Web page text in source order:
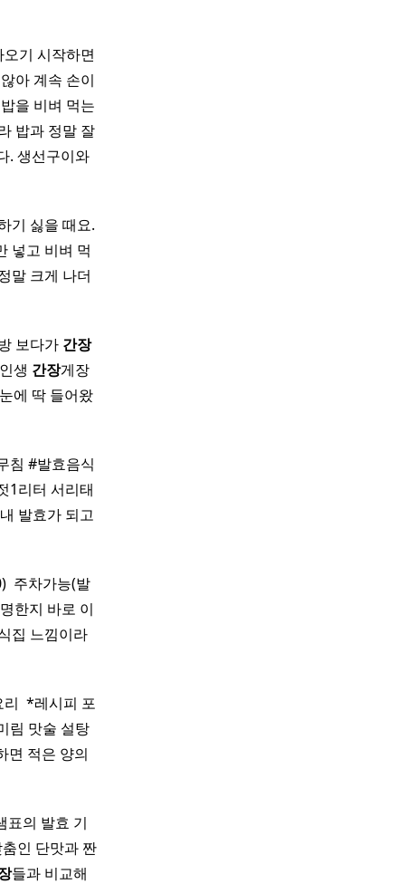
기 시작하면
아 계속 손이
을 비벼 먹는
밥과 정말 잘
. 생선구이와
기 싫을 때요.
넣고 비벼 먹
말 크게 나더
보다가 간장
생 간장게장
에 딱 들어왔
침 #발효음식
1리터 서리태
발효가 되고
주차가능(발
한지 바로 이
집 느낌이라
*레시피 포
림 맛술 설탕
면 적은 양의
표의 발효 기
인 단맛과 짠
들과 비교해